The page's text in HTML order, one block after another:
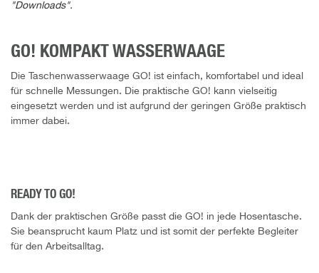
"Downloads".
GO! KOMPAKT WASSERWAAGE
Die Taschenwasserwaage GO! ist einfach, komfortabel und ideal
für schnelle Messungen. Die praktische GO! kann vielseitig
eingesetzt werden und ist aufgrund der geringen Größe praktisch
immer dabei.
READY TO GO!
Dank der praktischen Größe passt die GO! in jede Hosentasche.
Sie beansprucht kaum Platz und ist somit der perfekte Begleiter
für den Arbeitsalltag.